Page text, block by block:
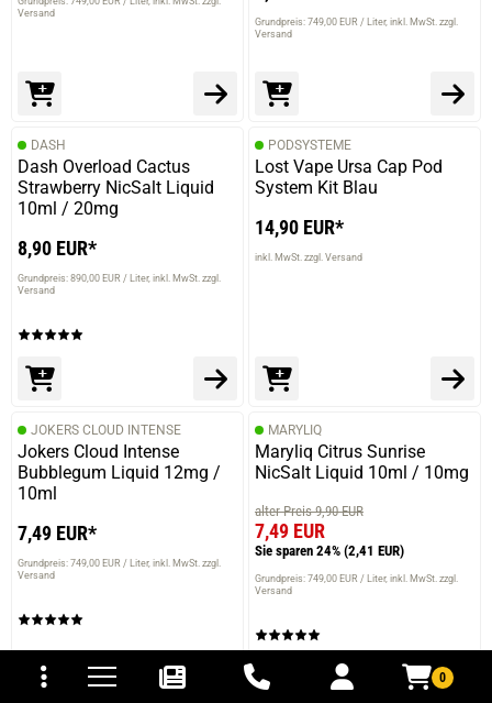
0
und Versandkosten
Versand
Grundpreis: 749,00 EUR / Liter inkl. MwSt. zzgl.
Versand
DASH
Dash Overload Cactus
Strawberry NicSalt Liquid
10ml / 20mg
8,90 EUR*
Grundpreis: 890,00 EUR / Liter inkl. MwSt. zzgl.
Versand
PODSYSTEME
Lost Vape Ursa Cap Pod
System Kit Blau
14,90 EUR*
inkl. MwSt. zzgl. Versand
JOKERS CLOUD INTENSE
Jokers Cloud Intense
Bubblegum Liquid 12mg /
10ml
7,49 EUR*
Grundpreis: 749,00 EUR / Liter inkl. MwSt. zzgl.
Versand
MARYLIQ
Maryliq Citrus Sunrise
NicSalt Liquid 10ml / 10mg
alter Preis 9,90 EUR
7,49 EUR
Sie sparen 24% (2,41 EUR)
Grundpreis: 749,00 EUR / Liter inkl. MwSt. zzgl.
Versand